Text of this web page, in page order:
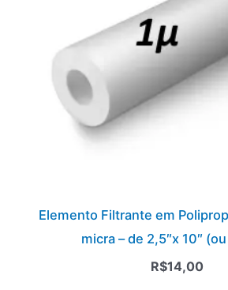
Elemento Filtrante em
micra – de 2,5″x 10″
R$14,00